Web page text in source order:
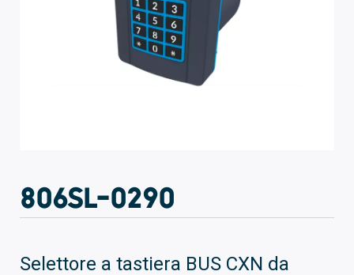
806SL-0290
Selettore a tastiera BUS CXN da